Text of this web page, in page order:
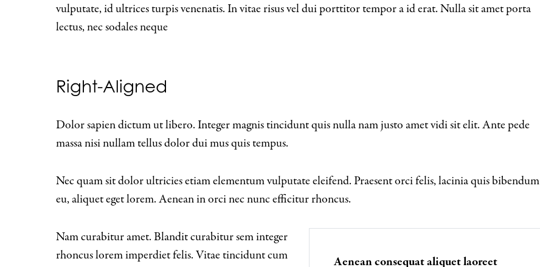
vulputate, id ultrices turpis venenatis. In vitae risus vel dui porttitor tempor a id erat. Nulla sit amet porta
lectus, nec sodales neque
Right-Aligned
Dolor sapien dictum ut libero. Integer magnis tincidunt quis nulla nam justo amet vidi sit elit. Ante pede
massa nisi nullam tellus dolor dui mus quis tempus.
Nec quam sit dolor ultricies etiam elementum vulputate eleifend. Praesent orci felis, lacinia quis bibendum
eu, aliquet eget lorem. Aenean in orci nec nunc efficitur rhoncus.
Aenean consequat aliquet laoreet
Nam curabitur amet. Blandit curabitur sem integer
rhoncus lorem imperdiet felis. Vitae tincidunt cum